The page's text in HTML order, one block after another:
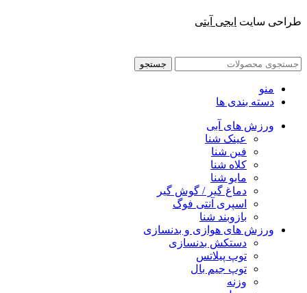
طراحی سایت ایجی آیتی
جستجو
منو
دسته بندی ها
ورزش های آبی
عینک شنا
فین شنا
کلاه شنا
مایو شنا
دماغ گیر / گوش گیر
اسپری آنتی فوگ
بازوبند شنا
ورزش های هوازی و بدنسازی
دستکش بدنسازی
توپ پیلاتس
توپ جیم بال
وزنه